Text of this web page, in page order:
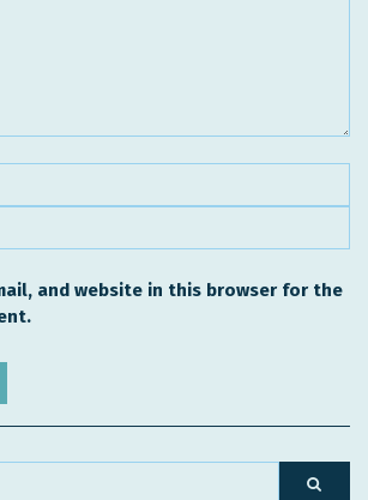
and website in this browser for the